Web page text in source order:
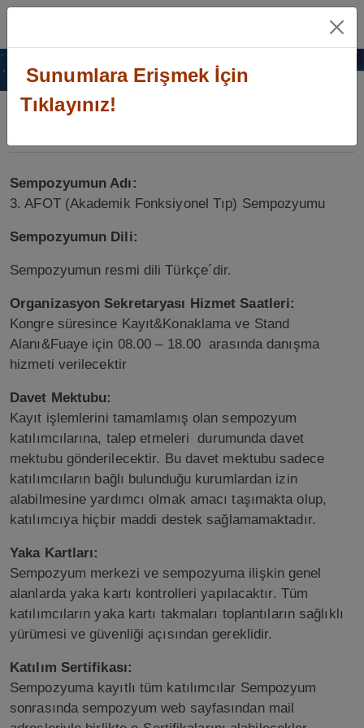
Sempozyumun Adı:
3. AFOT (Akademik Fonksiyonel Tıp) Sempozyumu
Sempozyumun Dili:
Sempozyumun resmi dili Türkçe´dir.
Organizasyon Sekretaryası Hizmet Saatleri:
Kongre süresince Kayıt&Konaklama ve Stand
Alanı&Fuaye için 08.00 – 18.00 arasında danışma
hizmeti verilecektir
Davet Mektubu:
Kayıt işlemlerini tamamlamış olan sempozyum
katılımcılarına, talep etmeleri durumunda davet
mektubu gönderilecektir. Bu davet mektubu sadece
katılımcıların bağlı bulunduğu kurumlardan izin
alabilmesine yardımcı olmak amacı taşımakta olup,
katılımcıya hiçbir maddi destek sağlamamaktadır.
Yaka Kartları:
Sempozyum merkezi ve sempozyuma ilişkin genel
alanlarda yaka kartı kontrolleri yapılacaktır. Tüm
katılımcıların yaka kartı takmaları toplantıların sağlıklı
yürümesi ve güvenliği açısından gereklidir.
Katılım Sertifikası:
Sempozyuma kayıtlı tüm katılımcılar Sempozyum
sonrasında sempozyum web sayfasından mail
Sunumlara Erişmek İçin
Tıklayınız!